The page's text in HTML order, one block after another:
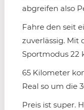
abgreifen also
Fahre den seit
zuverlässig. Mit
Sportmodus 22
65 Kilometer
Real so um die
Preis ist super.